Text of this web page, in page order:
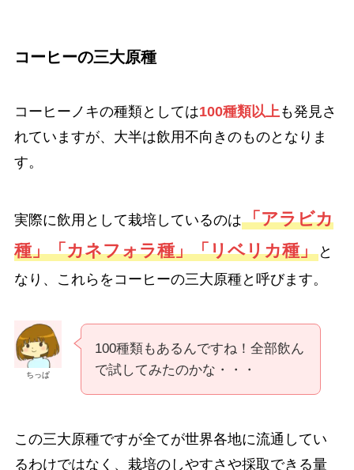
コーヒーの三大原種
コーヒーノキの種類としては100種類以上も発見さ
れていますが、大半は飲用不向きのものとなりま
す。
実際に飲用として栽培しているのは「アラビカ
種」「カネフォラ種」「リベリカ種」と
なり、これらをコーヒーの三大原種と呼びます。
ちっぱ
100種類もあるんですね！全部飲ん
で試してみたのかな・・・
この三大原種ですが全てが世界各地に流通してい
るわけではなく、栽培のしやすさや採取できる量